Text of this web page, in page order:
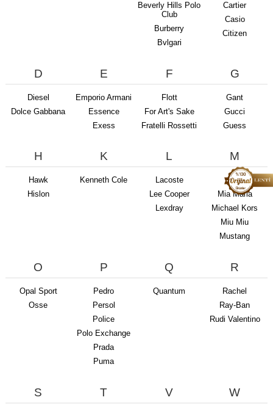
Beverly Hills Polo
Club
Burberry
Bvlgari
Cartier
Casio
Citizen
D
Diesel
Dolce Gabbana
E
Emporio Armani
Essence
Exess
F
Flott
For Art's Sake
Fratelli Rossetti
G
Gant
Gucci
Guess
H
Hawk
Hislon
K
Kenneth Cole
L
Lacoste
Lee Cooper
Lexdray
M
Med
Mia Maria
Michael Kors
Miu Miu
Mustang
O
Opal Sport
Osse
P
Pedro
Persol
Police
Polo Exchange
Prada
Puma
Q
Quantum
R
Rachel
Ray-Ban
Rudi Valentino
S T V W